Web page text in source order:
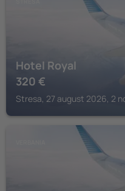
Hotel Royal
320 €
Stresa, 27 august 2026, 2